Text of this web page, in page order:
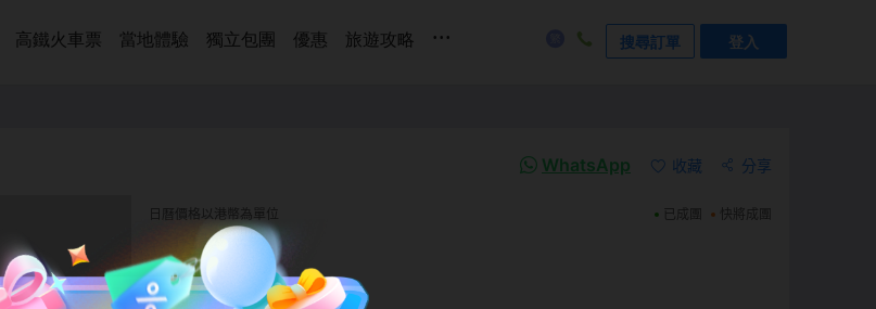
高鐵火車票 當地體驗 獨立包團 優惠 旅遊攻略 ... 搜尋訂單 登入
WhatsApp 收藏 分享
日曆價格以港幣為單位 已成團 快將成團